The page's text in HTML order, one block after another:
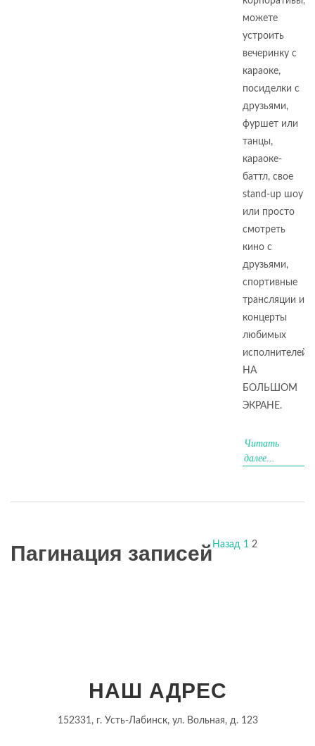
можете
устроить
вечеринку с
караоке,
посиделки с
друзьями,
фуршет или
танцы,
караоке-
баттл, свое
stand-up шоу
или просто
смотреть
кино с
друзьями,
спортивные
трансляции и
концерты
любимых
исполнителей
НА
БОЛЬШОМ
ЭКРАНЕ.
Читать
далее...
Пагинация записей Назад 1 2
НАШ АДРЕС
152331, г. Усть-Лабинск, ул. Вольная, д. 123